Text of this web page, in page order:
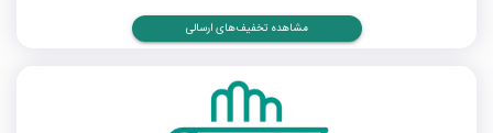
مشاهده تخفیف‌های ارسالی